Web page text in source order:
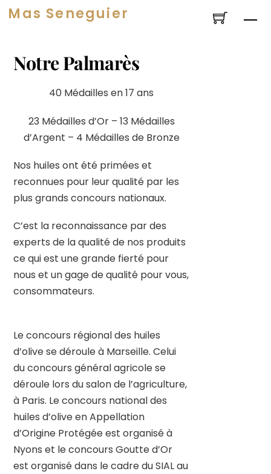
SkipMas Seneguier
Notre Palmarès
40 Médailles en 17 ans
23 Médailles d’Or – 13 Médailles
d’Argent – 4 Médailles de Bronze
Nos huiles ont été primées et
reconnues pour leur qualité par les
plus grands concours nationaux.
C’est la reconnaissance par des
experts de la qualité de nos produits
ce qui est une grande fierté pour
nous et un gage de qualité pour vous,
consommateurs.
Le concours régional des huiles
d’olive se déroule à Marseille. Celui
du concours général agricole se
déroule lors du salon de l’agriculture,
à Paris. Le concours national des
huiles d’olive en Appellation
d’Origine Protégée est organisé à
Nyons et le concours Goutte d’Or
est organisé dans le cadre du SIAL au